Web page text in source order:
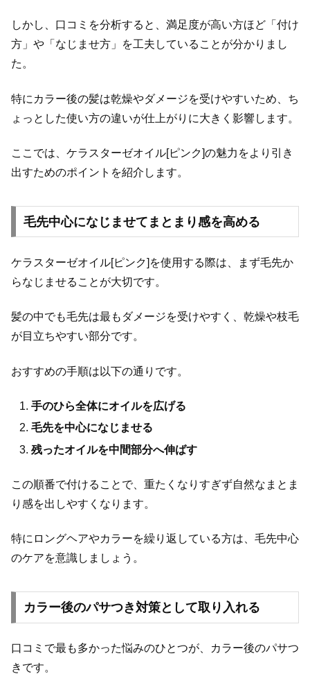
しかし、口コミを分析すると、満足度が高い方ほど「付け
方」や「なじませ方」を工夫していることが分かりまし
た。
特にカラー後の髪は乾燥やダメージを受けやすいため、ち
ょっとした使い方の違いが仕上がりに大きく影響します。
ここでは、ケラスターゼオイル[ピンク]の魅力をより引き
出すためのポイントを紹介します。
毛先中心になじませてまとまり感を高める
ケラスターゼオイル[ピンク]を使用する際は、まず毛先か
らなじませることが大切です。
髪の中でも毛先は最もダメージを受けやすく、乾燥や枝毛
が目立ちやすい部分です。
おすすめの手順は以下の通りです。
手のひら全体にオイルを広げる
毛先を中心になじませる
残ったオイルを中間部分へ伸ばす
この順番で付けることで、重たくなりすぎず自然なまとま
り感を出しやすくなります。
特にロングヘアやカラーを繰り返している方は、毛先中心
のケアを意識しましょう。
カラー後のパサつき対策として取り入れる
口コミで最も多かった悩みのひとつが、カラー後のパサつ
きです。